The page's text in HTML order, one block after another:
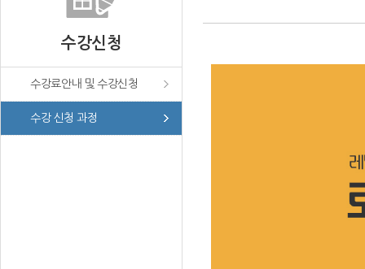
수강신청
수강료안내 및 수강신청
수강 신청 과정